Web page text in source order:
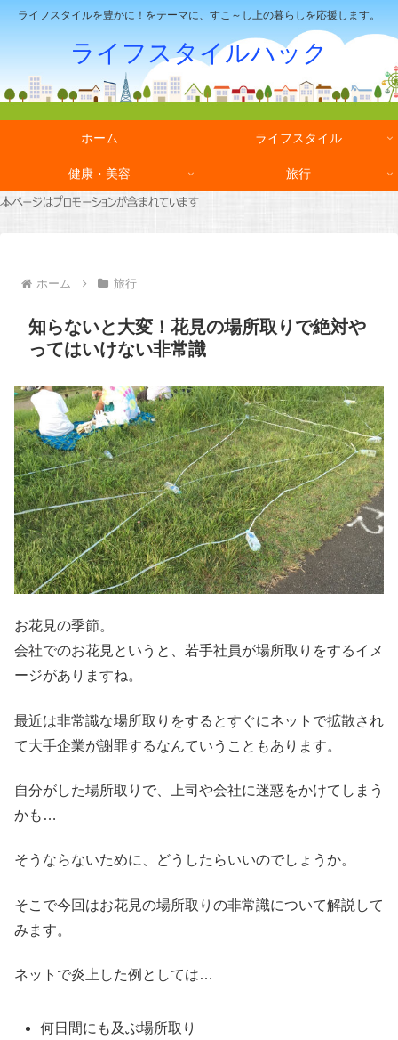
ライフスタイルを豊かに！をテーマに、すこ～し上の暮らしを応援します。
ライフスタイルハック
ホーム ライフスタイル
健康・美容 旅行
ホーム 旅行
知らないと大変！花見の場所取りで絶対や
ってはいけない非常識
お花見の季節。
会社でのお花見というと、若手社員が場所取りをするイメ
ージがありますね。
最近は非常識な場所取りをするとすぐにネットで拡散され
て大手企業が謝罪するなんていうこともあります。
自分がした場所取りで、上司や会社に迷惑をかけてしまう
かも…
そうならないために、どうしたらいいのでしょうか。
そこで今回はお花見の場所取りの非常識について解説して
みます。
ネットで炎上した例としては…
何日間にも及ぶ場所取り